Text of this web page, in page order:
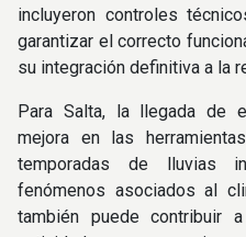
incluyeron controles
garantizar el correcto
su integración definitiva a la
Para Salta, la llegada de
mejora en las
temporadas de lluvias
fenómenos asociados al
también puede contribuir